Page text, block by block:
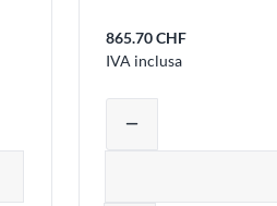
rimuovere prodotti
865.70 CHF
IVA inclusa
Regolare la
remove